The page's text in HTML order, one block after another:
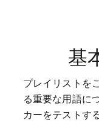
基
プレイリストを
る重要な用語に
カーをテストす